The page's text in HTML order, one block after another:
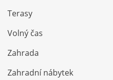
Terasy
Volný čas
Zahrada
Zahradní nábytek